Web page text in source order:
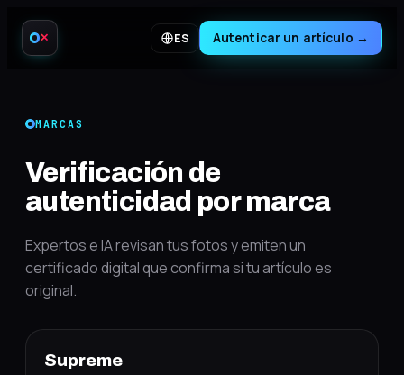
✕ ES Autenticar un artículo →
MARCAS
Verificación de
autenticidad por marca
Expertos e IA revisan tus fotos y emiten un
certificado digital que confirma si tu artículo es
original.
Supreme